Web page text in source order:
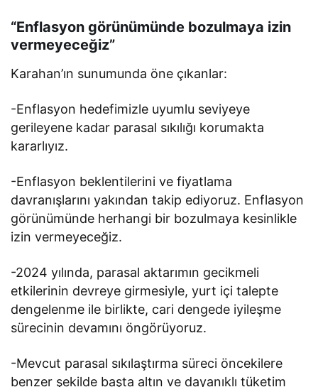
“Enflasyon görünümünde bozulmaya izin
vermeyeceğiz”
Karahan’ın sunumunda öne çıkanlar:
-Enflasyon hedefimizle uyumlu seviyeye
gerileyene kadar parasal sıkılığı korumakta
kararlıyız.
-Enflasyon beklentilerini ve fiyatlama
davranışlarını yakından takip ediyoruz. Enflasyon
görünümünde herhangi bir bozulmaya kesinlikle
izin vermeyeceğiz.
-2024 yılında, parasal aktarımın gecikmeli
etkilerinin devreye girmesiyle, yurt içi talepte
dengelenme ile birlikte, cari dengede iyileşme
sürecinin devamını öngörüyoruz.
-Mevcut parasal sıkılaştırma süreci öncekilere
benzer şekilde başta altın ve dayanıklı tüketim